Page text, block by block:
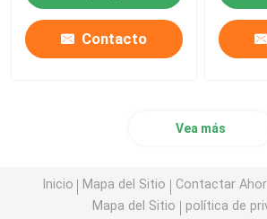
Contacto
Vea más
Inicio Mapa del Sitio Contactar
Mapa del Sitio
política de